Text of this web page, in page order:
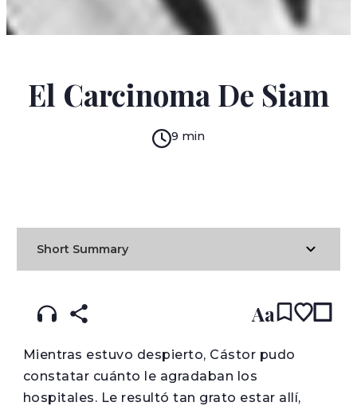
El Carcinoma De Siam
9 min
Short Summary
Aa
Mientras estuvo despierto, Cástor pudo
constatar cuánto le agradaban los
hospitales. Le resultó tan grato estar allí,